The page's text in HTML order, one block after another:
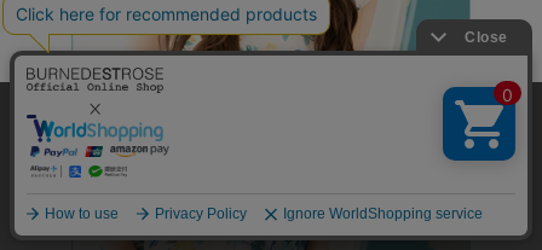
弊社はCookieを利用し、Webの利便性向上に努め
ております。「承諾する」をクリックしていただ
くと、お客様に最適な内容を提供することが可能
ご覧ください。
承諾する